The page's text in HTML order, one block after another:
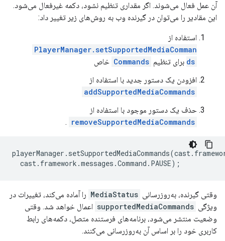
آن عمل فعال می‌شوند. اگر مقداری تنظیم نشود، دکمه غیرفعال می‌شود.
این مقادیر را می‌توان در گیرنده وب به روش‌های زیر تغییر داد:
استفاده از
PlayerManager.setSupportedMediaComman
ds برای تنظیم Commands خاص
افزودن یک دستور جدید با استفاده از
addSupportedMediaCommands
حذف یک دستور موجود با استفاده از
removeSupportedMediaCommands
.
playerManager . setSupportedMediaCommands(cast.
cast. framework .messages .Command . PAUSE);
وقتی گیرنده، به‌روزرسانی MediaStatus را آماده می‌کند، تغییرات در
ویژگی supportedMediaCommands اعمال خواهد شد. وقتی
وضعیت منتشر می‌شود، برنامه‌های فرستنده متصل، دکمه‌های رابط
کاربری خود را بر اساس آن به‌روزرسانی می‌کنند.